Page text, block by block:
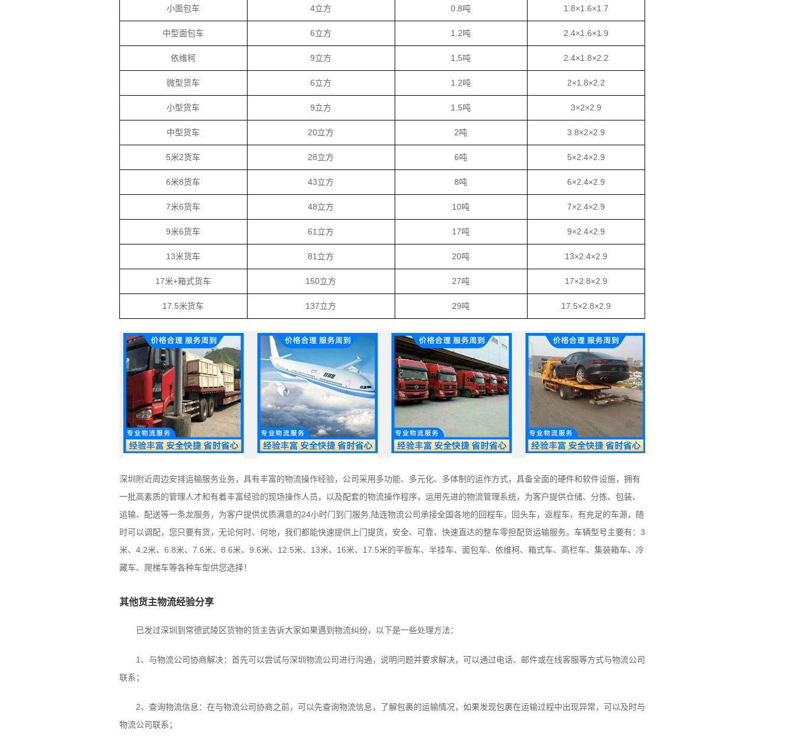
小面包车 4立方 0.8吨 1.8×1.6×1.7
中型面包车 6立方 1.2吨 2.4×1.6×1.9
依维柯 9立方 1.5吨 2.4×1.8×2.2
微型货车 6立方 1.2吨 2×1.8×2.2
小型货车 9立方 1.5吨 3×2×2.9
中型货车 20立方 2吨 3.8×2×2.9
5米2货车 28立方 6吨 5×2.4×2.9
6米8货车 43立方 8吨 6×2.4×2.9
7米6货车 48立方 10吨 7×2.4×2.9
9米6货车 61立方 17吨 9×2.4×2.9
13米货车 81立方 20吨 13×2.4×2.9
17米+箱式货车 150立方 27吨 17×2.8×2.9
17.5米货车 137立方 29吨 17.5×2.8×2.9
深圳附近周边安排运输服务业务，具有丰富的物流操作经验，公司采用多功能、多元化、多体制的运作方式，具备全面的硬件和软件设施，拥有
一批高素质的管理人才和有着丰富经验的现场操作人员，以及配套的物流操作程序，运用先进的物流管理系统，为客户提供仓储、分拣、包装、
运输、配送等一条龙服务，为客户提供优质满意的24小时门到门服务,陆连物流公司承接全国各地的回程车，回头车，返程车，有充足的车源，随
时可以调配，您只要有货，无论何时、何地，我们都能快速提供上门提货，安全、可靠、快速直达的整车零担配货运输服务。车辆型号主要有：3
米、4.2米、6.8米、7.6米、8.6米、9.6米、12.5米、13米、16米、17.5米的平板车、半挂车、面包车、依维柯、箱式车、高栏车、集装箱车、冷
藏车、爬梯车等各种车型供您选择！
其他货主物流经验分享
已发过深圳到常德武陵区货物的货主告诉大家如果遇到物流纠纷，以下是一些处理方法：
1、与物流公司协商解决：首先可以尝试与深圳物流公司进行沟通，说明问题并要求解决，可以通过电话、邮件或在线客服等方式与物流公司
联系；
2、查询物流信息：在与物流公司协商之前，可以先查询物流信息，了解包裹的运输情况，如果发现包裹在运输过程中出现异常，可以及时与
物流公司联系；